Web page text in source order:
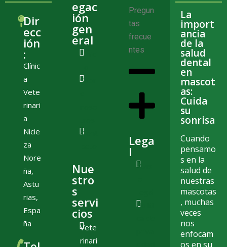
Dir
ecc
ión
:
Clínic
a
Vete
rinari
a
Nicie
za
Nore
ña,
Astu
rias,
Espa
ña
egac
ión
gen
eral
Sobr
Cont
Nue
stro
s
servi
cios
Vete
rinari
Pregun
tas
frecue
ntes
Lega
l
Avis
Políti
La
import
ancia
de la
salud
dental
en
mascot
as:
Cuida
su
sonrisa
Cuando
pensamo
s en la
salud de
nuestras
mascotas
, muchas
veces
nos
enfocam
os en su